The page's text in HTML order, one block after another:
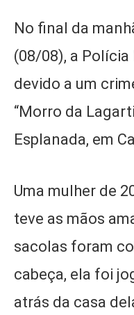
No final da
(08/08), a
devido a um
“Morro da
Esplanada, em
Uma mulher de
teve as mãos
sacolas foram
cabeça, ela foi
atrás da casa